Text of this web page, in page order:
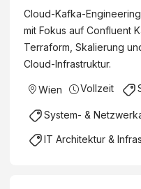
K
G
Cloud-Kafka-
mit Fokus auf Confluent
Terraform, Skalierung
Cloud-Infrastruktur.
Wien Vollzeit
System- &
IT Architektur &